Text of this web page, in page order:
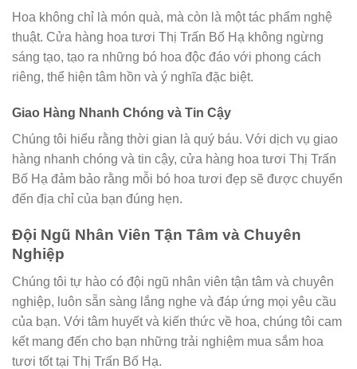
Hoa không chỉ là món quà, mà còn là một tác phẩm nghệ
thuật. Cửa hàng hoa tươi Thị Trấn Bố Hạ không ngừng
sáng tạo, tạo ra những bó hoa độc đáo với phong cách
riêng, thể hiện tâm hồn và ý nghĩa đặc biệt.
Giao Hàng Nhanh Chóng và Tin Cậy
Chúng tôi hiểu rằng thời gian là quý báu. Với dịch vụ giao
hàng nhanh chóng và tin cậy, cửa hàng hoa tươi Thị Trấn
Bố Hạ đảm bảo rằng mỗi bó hoa tươi đẹp sẽ được chuyển
đến địa chỉ của bạn đúng hẹn.
Đội Ngũ Nhân Viên Tận Tâm và Chuyên
Nghiệp
Chúng tôi tự hào có đội ngũ nhân viên tận tâm và chuyên
nghiệp, luôn sẵn sàng lắng nghe và đáp ứng mọi yêu cầu
của bạn. Với tâm huyết và kiến thức về hoa, chúng tôi cam
kết mang đến cho bạn những trải nghiệm mua sắm hoa
tươi tốt tại Thị Trấn Bố Hạ.